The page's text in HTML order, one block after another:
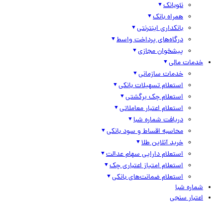
نئوبانک
همراه بانک
بانکداری اینترنتی
درگاه‌های پرداخت واسط
پیشخوان مجازی
خدمات مالی
خدمات سازمانی
استعلام تسهیلات بانکی
استعلام چک برگشتی
استعلام اعتبار معاملاتی
دریافت شماره شبا
محاسبه اقساط و سود بانکی
خرید آنلاین طلا
استعلام دارایی سهام عدالت
استعلام امتیاز اعتباری چک
استعلام ضمانت‌های بانکی
شماره شبا
اعتبار سنجی